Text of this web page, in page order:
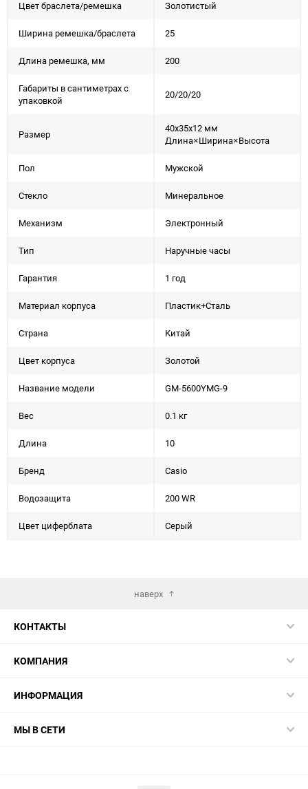
Цвет браслета/ремешка Золотистый
Ширина ремешка/браслета 25
Длина ремешка, мм 200
Габариты в сантиметрах с
упаковкой
20/20/20
Размер
40x35x12 мм
Длина×Ширина×Высота
Пол Мужской
Стекло Минеральное
Механизм Электронный
Тип Наручные часы
Гарантия 1 год
Материал корпуса Пластик+Сталь
Страна Китай
Цвет корпуса Золотой
Название модели GM-5600YMG-9
Вес 0.1 кг
Длина 10
Бренд Casio
Водозащита 200 WR
Цвет циферблата Серый
наверх
КОНТАКТЫ
КОМПАНИЯ
ИНФОРМАЦИЯ
МЫ В СЕТИ